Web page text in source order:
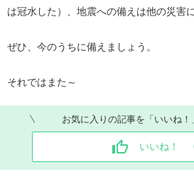
は冠水した）、地震への備えは他の災害
ぜひ、今のうちに備えましょう。
それではまた～
お気に入りの記事を「いいね！
いいね！